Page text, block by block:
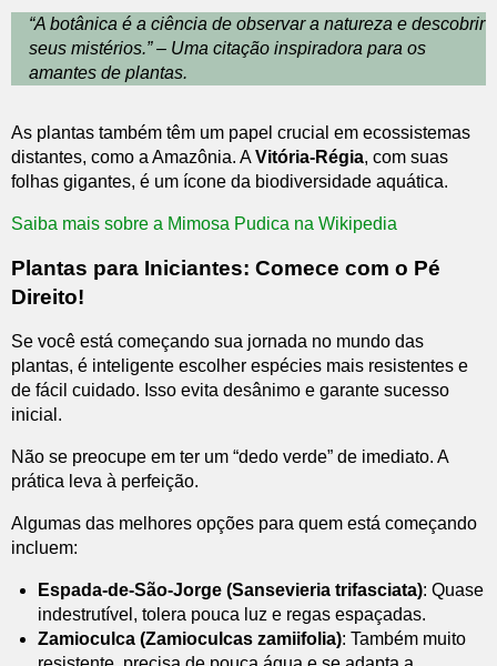
“A botânica é a ciência de observar a natureza e descobrir
seus mistérios.” – Uma citação inspiradora para os
amantes de plantas.
As plantas também têm um papel crucial em ecossistemas
distantes, como a Amazônia. AVitória-Régia, com suas
folhas gigantes, é um ícone da biodiversidade aquática.
Saiba mais sobre a Mimosa Pudica na Wikipedia
Plantas para Iniciantes: Comece com o Pé
Direito!
Se você está começando sua jornada no mundo das
plantas, é inteligente escolher espécies mais resistentes e
de fácil cuidado. Isso evita desânimo e garante sucesso
inicial.
Não se preocupe em ter um “dedo verde” de imediato. A
prática leva à perfeição.
Algumas das melhores opções para quem está começando
incluem:
Espada-de-São-Jorge (Sansevieria trifasciata): Quase
indestrutível, tolera pouca luz e regas espaçadas.
Zamioculca (Zamioculcas zamiifolia): Também muito